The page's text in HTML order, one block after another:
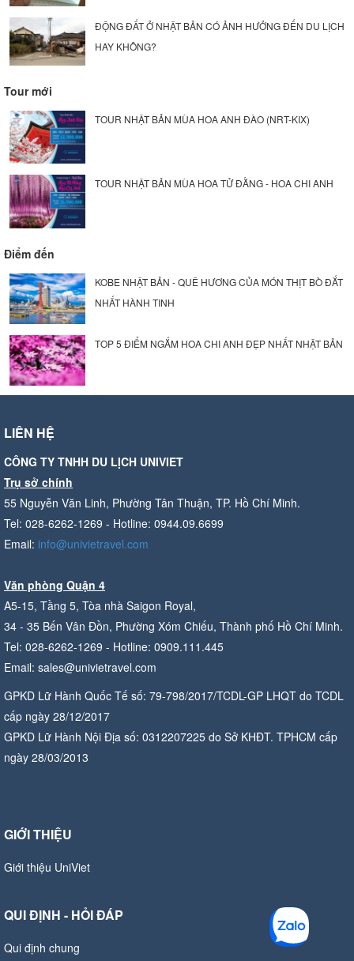
ĐỘNG ĐẤT Ở NHẬT BẢN CÓ ẢNH HƯỞNG ĐẾN DU LỊCH
HAY KHÔNG?
Tour mới
TOUR NHẬT BẢN MÙA HOA ANH ĐÀO (NRT-KIX)
TOUR NHẬT BẢN MÙA HOA TỬ ĐẰNG - HOA CHI ANH
Điểm đến
KOBE NHẬT BẢN - QUÊ HƯƠNG CỦA MÓN THỊT BÒ ĐẮT
NHẤT HÀNH TINH
TOP 5 ĐIỂM NGẮM HOA CHI ANH ĐẸP NHẤT NHẬT BẢN
LIÊN HỆ
CÔNG TY TNHH DU LỊCH UNIVIET
Trụ sở chính
55 Nguyễn Văn Linh, Phường Tân Thuận, TP. Hồ Chí Minh.
Tel: 028-6262-1269 - Hotline: 0944.09.6699
Email: info@univietravel.com
Văn phòng Quận 4
A5-15, Tầng 5, Tòa nhà Saigon Royal,
34 - 35 Bến Vân Đồn, Phường Xóm Chiếu, Thành phố Hồ Chí Minh.
Tel: 028-6262-1269 - Hotline: 0909.111.445
Email: sales@univietravel.com
GPKD Lữ Hành Quốc Tế số: 79-798/2017/TCDL-GP LHQT do TCDL
cấp ngày 28/12/2017
GPKD Lữ Hành Nội Địa số: 0312207225 do Sở KHĐT. TPHCM cấp
ngày 28/03/2013
GIỚI THIỆU
Giới thiệu UniViet
QUI ĐỊNH - HỎI ĐÁP
Qui định chung